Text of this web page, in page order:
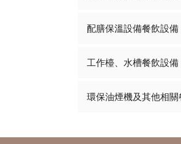
配膳保溫設備餐飲設備
工作檯、水槽餐飲設備
環保油煙機及其他相關